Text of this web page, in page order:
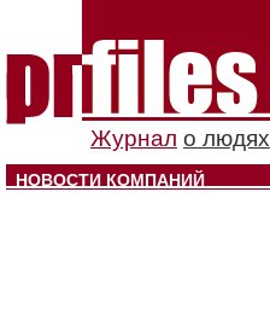
Журнал о людях
НОВОСТИ КОМПАНИЙ